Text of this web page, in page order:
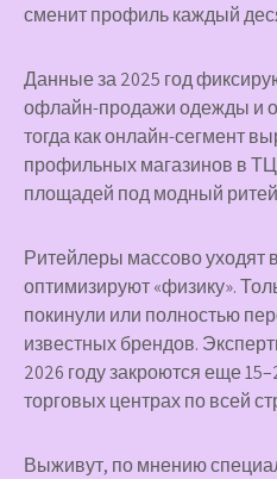
сменит профиль каждый
Данные за 2025 год
офлайн-продажи одежды и
тогда как онлайн-сегмент
профильных магазинов в
площадей под модный
Ритейлеры массово уходят
оптимизируют «физику».
покинули или полностью
известных брендов.
2026 году закроются еще
торговых центрах по всей
Выживут, по мнению